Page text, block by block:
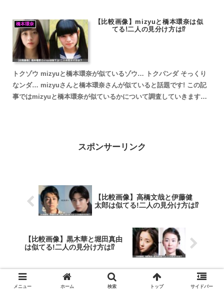
橋本環奈
【比較画像】mizyuと橋本環奈は似
てる!二人の見分け方は⁉
トクゾウ mizyuと橋本環奈が似ているゾウ… トクパンダ そっくり
なンダ… mizyuさんと橋本環奈さんが似ていると話題です! この記
事ではmizyuと橋本環奈が似ているかについて調査していきます。
スポンサーリンク
【比較画像】高橋文哉と伊藤健
太郎は似てる!二人の見分け方は⁉
【比較画像】黒木華と堀田真由
は似てる!二人の見分け方は⁉
メニュー ホーム 検索 トップ サイドバー